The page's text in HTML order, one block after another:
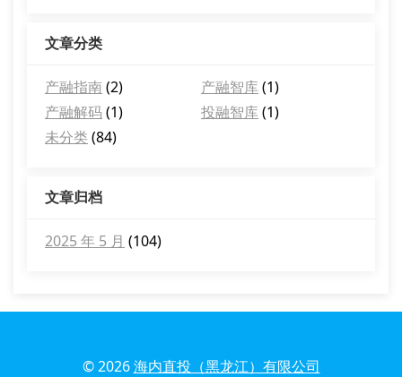
文章分类
产融指南(2) 产融智库 (1)
产融解码 (1) 投融智库 (1)
未分类(84)
文章归档
2025 年 5 月 (104)
© 2026海内直投（黑龙江）有限公司